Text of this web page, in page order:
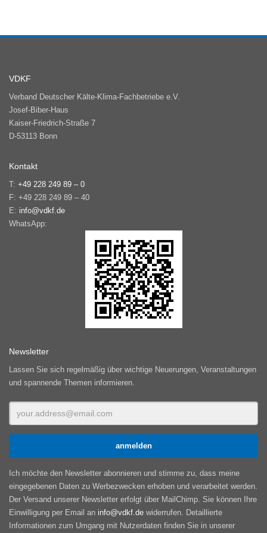
VDKF
Verband Deutscher Kälte-Klima-Fachbetriebe e.V.
Josef-Biber-Haus
Kaiser-Friedrich-Straße 7
D-53113 Bonn
Kontakt
T: +49 228 249 89 – 0
F: +49 228 249 89 – 40
E: info@vdkf.de
WhatsApp:
Newsletter
Lassen Sie sich regelmäßig über wichtige Neuerungen, Veranstaltungen
und spannende Themen informieren.
Ich möchte den Newsletter abonnieren und stimme zu, dass meine
eingegebenen Daten zu Werbezwecken erhoben und verarbeitet werden.
Der Versand unserer Newsletter erfolgt über MailChimp. Sie können Ihre
Einwilligung per Email an info@vdkf.de widerrufen. Detaillierte
Informationen zum Umgang mit Nutzerdaten finden Sie in unserer